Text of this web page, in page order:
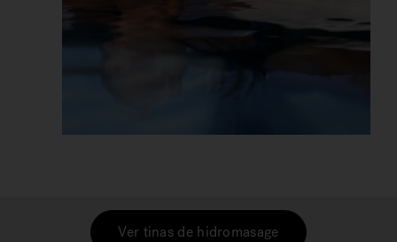
Ver tinas de hidromasage